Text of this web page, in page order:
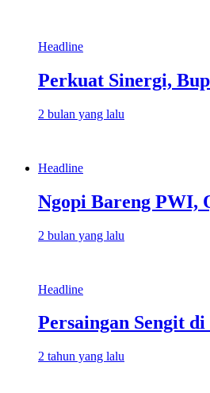
Headline
Perkuat Sinergi,
2 bulan yang lalu
Headline
Ngopi Bareng PWI,
2 bulan yang lalu
Headline
Persaingan Sengit
2 tahun yang lalu